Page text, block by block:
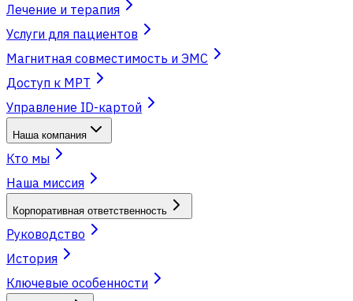
Лечение и терапия
Услуги для пациентов
Магнитная совместимость и ЭМС
Доступ к МРТ
Управление ID-картой
Наша компания
Кто мы
Наша миссия
Корпоративная ответственность
Руководство
История
Ключевые особенности